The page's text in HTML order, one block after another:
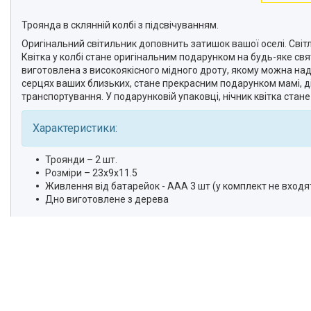
Троянда в склянній колбі з підсвічуванням.
Оригінальний світильник доповнить затишок вашої оселі.
Квітка у колбі стане оригінальним подарунком на будь-яке
виготовлена ​​з високоякісного мідного дроту, якому можна
серцях ваших близьких, стане прекрасним подарунком мамі,
транспортування. У подарунковій упаковці, нічник квітка
Характеристики:
Троянди – 2 шт.
Розміри – 23х9х11.5
Живлення від батарейок - ААА 3 шт (у комплект не
Дно виготовлене з дерева